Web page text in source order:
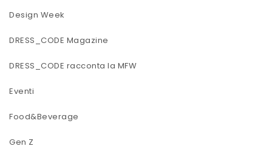
Design Week
DRESS_CODE Magazine
DRESS_CODE racconta la MFW
Eventi
Food&Beverage
Gen Z